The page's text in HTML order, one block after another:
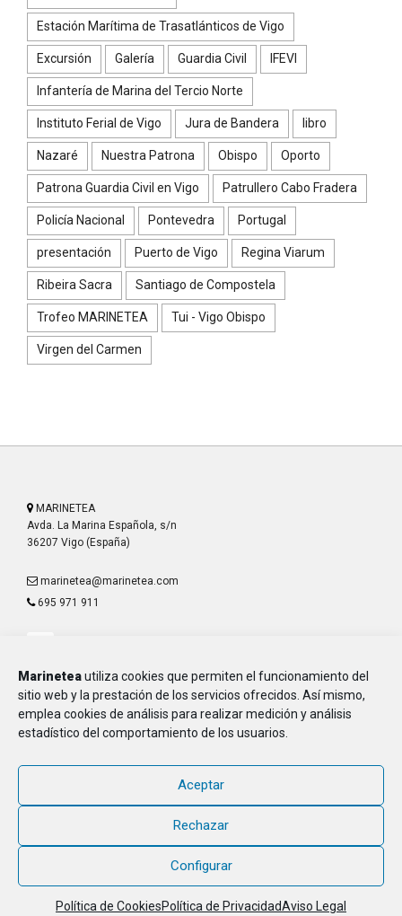
Marineteautiliza cookies que permiten el funcionamiento del
sitio web y la prestación de los servicios ofrecidos. Así mismo,
emplea cookies de análisis para realizar medición y análisis
estadístico del comportamiento de los usuarios.
Aceptar
Rechazar
Configurar
Política de CookiesPolítica de PrivacidadAviso Legal
Estación Marítima de Trasatlánticos de Vigo
Excursión Galería Guardia Civil IFEVI
Infantería de Marina del Tercio Norte
Instituto Ferial de Vigo Jura de Bandera libro
Nazaré Nuestra Patrona Obispo Oporto
Patrona Guardia Civil en Vigo Patrullero Cabo Fradera
Policía Nacional Pontevedra Portugal
presentación Puerto de Vigo Regina Viarum
Ribeira Sacra Santiago de Compostela
Trofeo MARINETEA Tui - Vigo Obispo
Virgen del Carmen
MARINETEA
Avda. La Marina Española, s/n
36207 Vigo (España)
marinetea@marinetea.com
695 971 911
Aviso Legal
Política de Privacidad
Política de Cookies
MARINETEA, Asociación de Marineros de la E.T.E.A. y Armada, CIF G-